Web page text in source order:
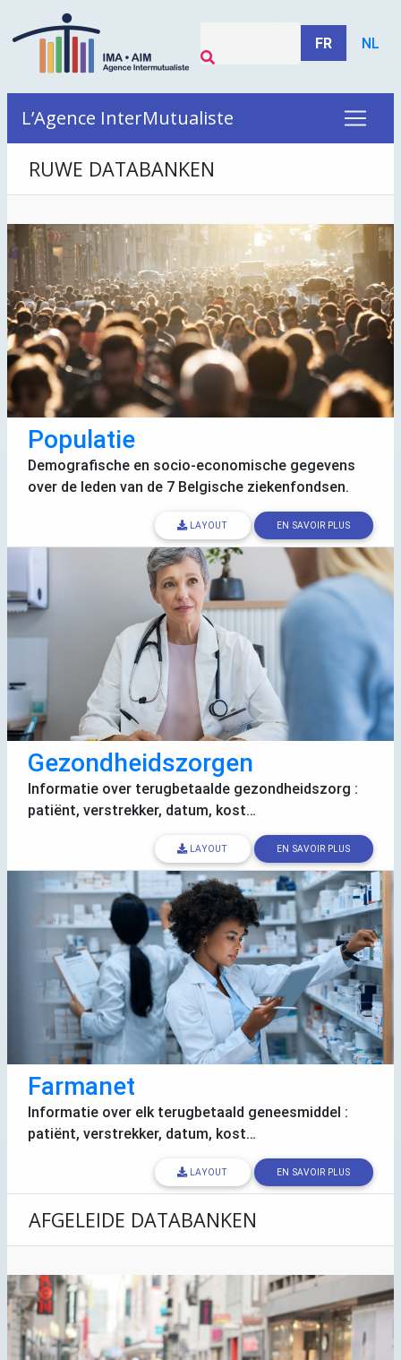
FR NL
L’Agence InterMutualiste
RUWE DATABANKEN
Populatie
Demografische en socio-economische gegevens
over de leden van de 7 Belgische ziekenfondsen.
LAYOUT EN SAVOIR PLUS
Gezondheidszorgen
Informatie over terugbetaalde gezondheidszorg :
patiënt, verstrekker, datum, kost…
LAYOUT EN SAVOIR PLUS
Farmanet
Informatie over elk terugbetaald geneesmiddel :
patiënt, verstrekker, datum, kost…
LAYOUT EN SAVOIR PLUS
AFGELEIDE DATABANKEN